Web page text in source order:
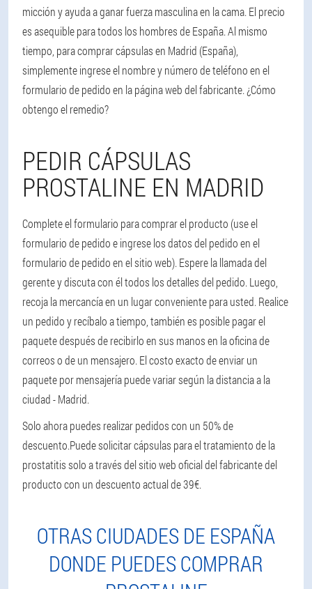
micción y ayuda a ganar fuerza masculina en la cama. El precio
es asequible para todos los hombres de España. Al mismo
tiempo, para comprar cápsulas en Madrid (España),
simplemente ingrese el nombre y número de teléfono en el
formulario de pedido en la página web del fabricante. ¿Cómo
obtengo el remedio?
PEDIR CÁPSULAS
PROSTALINE EN MADRID
Complete el formulario para comprar el producto (use el
formulario de pedido e ingrese los datos del pedido en el
formulario de pedido en el sitio web). Espere la llamada del
gerente y discuta con él todos los detalles del pedido. Luego,
recoja la mercancía en un lugar conveniente para usted. Realice
un pedido y recíbalo a tiempo, también es posible pagar el
paquete después de recibirlo en sus manos en la oficina de
correos o de un mensajero. El costo exacto de enviar un
paquete por mensajería puede variar según la distancia a la
ciudad - Madrid.
Solo ahora puedes realizar pedidos con un 50% de
descuento.Puede solicitar cápsulas para el tratamiento de la
prostatitis solo a través del sitio web oficial del fabricante del
producto con un descuento actual de 39€.
OTRAS CIUDADES DE ESPAÑA
DONDE PUEDES COMPRAR